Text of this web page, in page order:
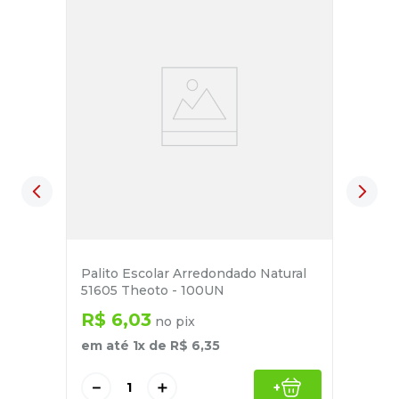
Palito Escolar Arredondado Natural
51605 Theoto - 100UN
R$ 6,03 no pix
em até 1x de R$ 6,35
＋
－ +